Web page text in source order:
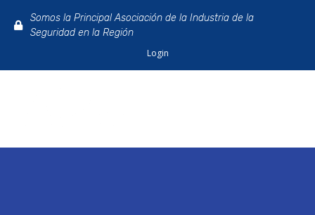
Somos la Principal Asociación de la Industria de la
Seguridad en la Región
Login